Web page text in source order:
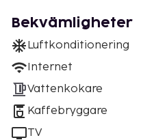
Bekvämligheter
Luftkonditionering
Internet
Vattenkokare
Kaffebryggare
TV